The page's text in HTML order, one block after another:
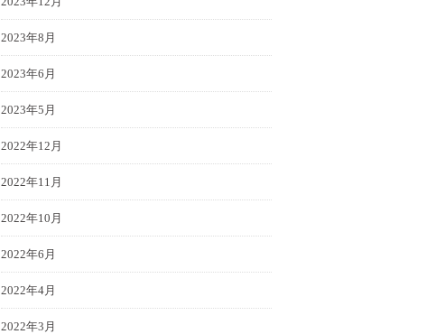
2023年8月
2023年6月
2023年5月
2022年12月
2022年11月
2022年10月
2022年6月
2022年4月
2022年3月